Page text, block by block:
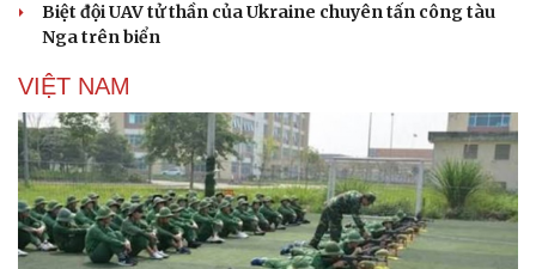
Biệt đội UAV tử thần của Ukraine chuyên tấn công tàu
Nga trên biển
VIỆT NAM